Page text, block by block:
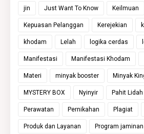
jin Just Want To Know Keilmuan
Kepuasan Pelanggan Kerejekian
khodam Lelah logika cerdas
Manifestasi Manifestasi Khodam
Materi minyak booster Minyak
MYSTERY BOX Nyinyir Pahit Lidah
Perawatan Pernikahan Plagiat
Produk dan Layanan Program